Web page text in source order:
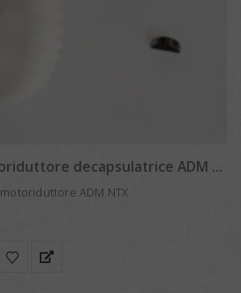
Ingranaggio per motoriduttore decapsulatrice ADM NTX
ADM NTX